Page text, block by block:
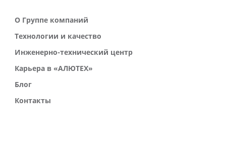
О Группе компаний
Технологии и качество
Инженерно-технический центр
Карьера в «АЛЮТЕХ»
Блог
Контакты